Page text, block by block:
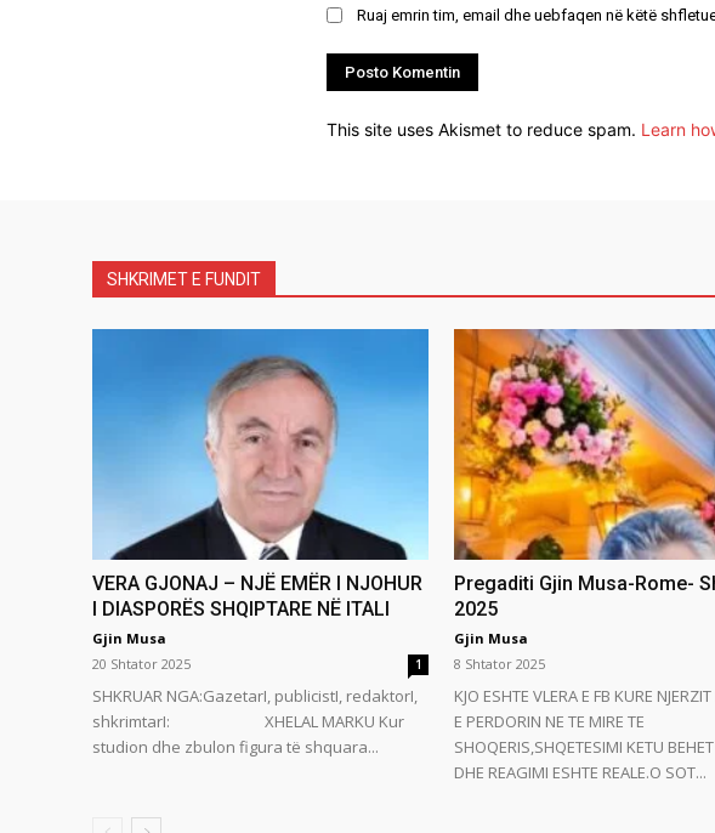
Ruaj emrin tim, email dhe uebfaqen në këtë
This site uses Akismet to reduce spam. Learn
SHKRIMET E FUNDIT
VERA GJONAJ – NJË EMËR I NJOHUR
I DIASPORËS SHQIPTARE NË ITALI
Gjin Musa
20 Shtator 2025
1
SHKRUAR NGA:GazetarI, publicistI, redaktorI,
shkrimtarI: XHELAL MARKU Kur
studion dhe zbulon figura të shquara...
Pregaditi Gjin Musa-Rome-
2025
Gjin Musa
8 Shtator 2025
KJO ESHTE VLERA E FB KURE
E PERDORIN NE TE MIRE TE
SHOQERIS,SHQETESIMI KETU
DHE REAGIMI ESHTE REALE.O SOT...